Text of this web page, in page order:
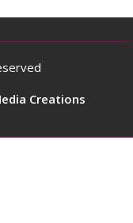
लिए
5 Creations